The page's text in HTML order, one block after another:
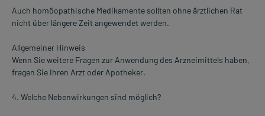
Auch homöopathische Medikamente sollten ohne ärztlichen Rat
nicht über längere Zeit angewendet werden.
Allgemeiner Hinweis
Wenn Sie weitere Fragen zur Anwendung des Arzneimittels haben,
fragen Sie Ihren Arzt oder Apotheker.
4. Welche Nebenwirkungen sind möglich?